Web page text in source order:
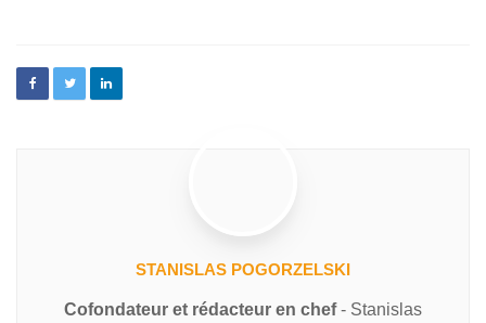
STANISLAS POGORZELSKI
Cofondateur et rédacteur en chef- Stanislas